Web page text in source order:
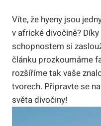
Víte, že hyeny jsou
v africké divočině?
schopnostem si
článku prozkoumáme
rozšíříme tak vaše
tvorech. Připravte se
světa divočiny!